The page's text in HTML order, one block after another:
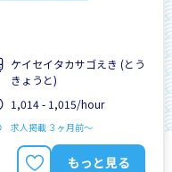
りゅうがくせい かんげい
はじめて OK
土日 しごと
女性かんげい
ケイセイタカサゴえき (とう
きょうと)
1,014 - 1,015/hour
求人掲載 ３ヶ月前〜
もっと見る